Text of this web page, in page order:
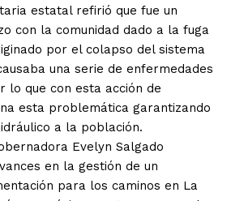
estatal refirió que fue un
con la comunidad dado a la fuga
por el colapso del sistema
una serie de enfermedades
lo que con esta acción de
esta problemática garantizando
a la población.
Evelyn Salgado
en la gestión de un
para los caminos en La